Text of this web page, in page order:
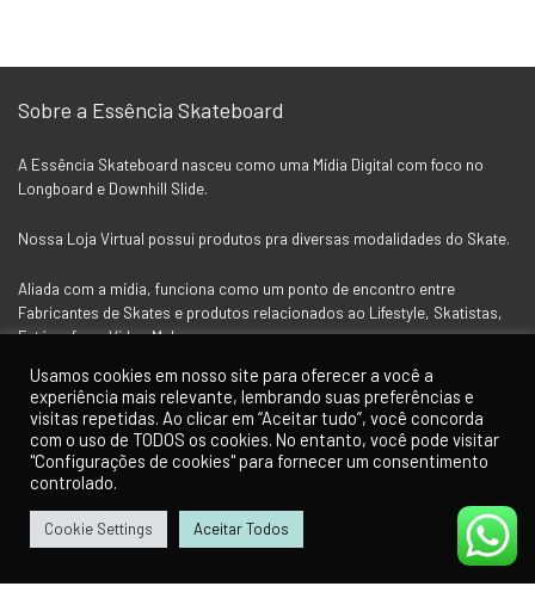
0
Sobre a Essência Skateboard
A Essência Skateboard nasceu como uma Mídia Digital com foco no
Longboard e Downhill Slide.
Nossa Loja Virtual possui produtos pra diversas modalidades do Skate.
Aliada com a mídia, funciona como um ponto de encontro entre
Fabricantes de Skates e produtos relacionados ao Lifestyle, Skatistas,
Fotógrafos e Vídeo Makers.
Siga a Essência nas Redes Socias
Usamos cookies em nosso site para oferecer a você a
experiência mais relevante, lembrando suas preferências e
visitas repetidas. Ao clicar em “Aceitar tudo”, você concorda
com o uso de TODOS os cookies. No entanto, você pode visitar
"Configurações de cookies" para fornecer um consentimento
controlado.
Cookie Settings Aceitar Todos